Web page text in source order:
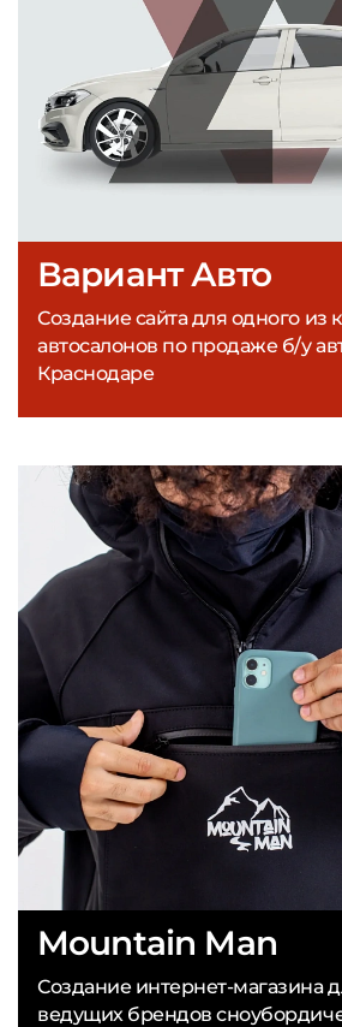
Вариант Авто
Создание сайта для одного из
автосалонов по продаже б/у
Краснодаре
Mountain Man
Создание интернет-магазина
ведущих брендов